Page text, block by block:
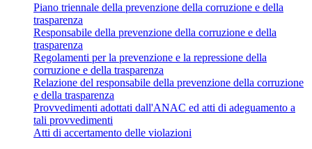
Piano triennale della prevenzione della corruzione e della
trasparenza
Responsabile della prevenzione della corruzione e della
trasparenza
Regolamenti per la prevenzione e la repressione della
corruzione e della trasparenza
Relazione del responsabile della prevenzione della corruzione
e della trasparenza
Provvedimenti adottati dall'ANAC ed atti di adeguamento a
tali provvedimenti
Atti di accertamento delle violazioni